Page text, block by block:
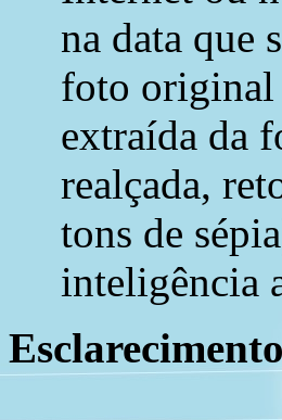
na data que
foto
extraída da
realçada,
tons de
inteligência